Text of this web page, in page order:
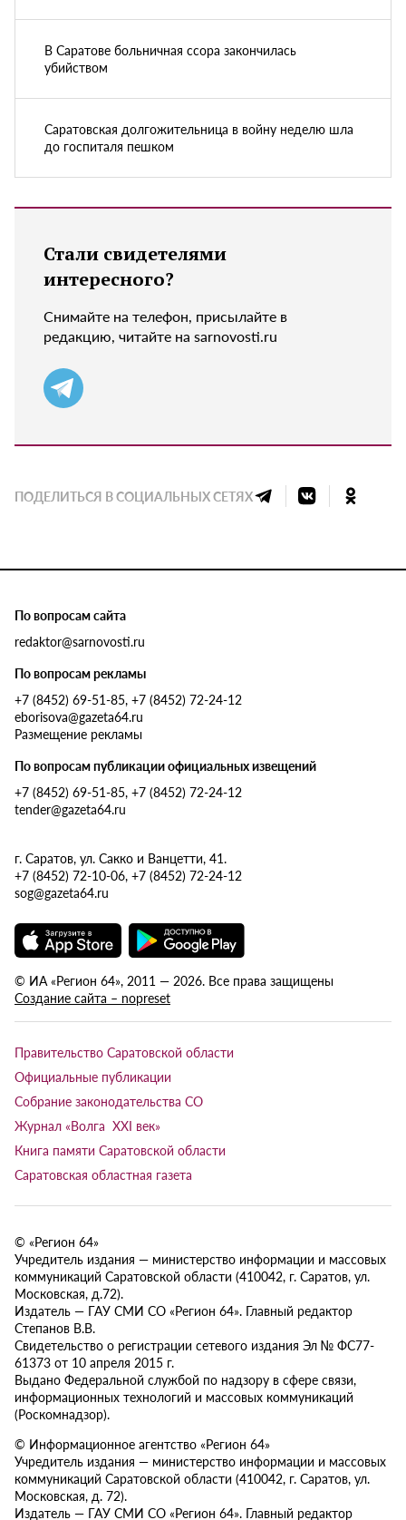
В Саратове больничная ссора закончилась
убийством
Саратовская долгожительница в войну неделю шла
до госпиталя пешком
Стали свидетелями
интересного?
Снимайте на телефон, присылайте в
редакцию, читайте на sarnovosti.ru
ПОДЕЛИТЬСЯ В СОЦИАЛЬНЫХ СЕТЯХ
По вопросам сайта
redaktor@sarnovosti.ru
По вопросам рекламы
+7 (8452) 69-51-85, +7 (8452) 72-24-12
eborisova@gazeta64.ru
Размещение рекламы
По вопросам публикации официальных извещений
+7 (8452) 69-51-85, +7 (8452) 72-24-12
tender@gazeta64.ru
г. Саратов, ул. Сакко и Ванцетти, 41.
+7 (8452) 72-10-06, +7 (8452) 72-24-12
sog@gazeta64.ru
© ИА «Регион 64», 2011 — 2026. Все права защищены
Создание сайта – nopreset
Правительство Саратовской области
Официальные публикации
Собрание законодательства СО
Журнал «Волга XXI век»
Книга памяти Саратовской области
Саратовская областная газета
© «Регион 64»
Учредитель издания — министерство информации и массовых
коммуникаций Саратовской области (410042, г. Саратов, ул.
Московская, д.72).
Издатель — ГАУ СМИ СО «Регион 64». Главный редактор
Степанов В.В.
Свидетельство о регистрации сетевого издания Эл № ФС77-
61373 от 10 апреля 2015 г.
Выдано Федеральной службой по надзору в сфере связи,
информационных технологий и массовых коммуникаций
(Роскомнадзор).
© Информационное агентство «Регион 64»
Учредитель издания — министерство информации и массовых
коммуникаций Саратовской области (410042, г. Саратов, ул.
Московская, д. 72).
Издатель — ГАУ СМИ СО «Регион 64». Главный редактор